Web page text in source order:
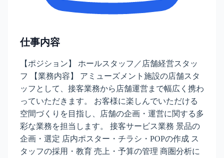
仕事内容
【ポジション】 ホールスタッフ／店舗経営スタッ
フ 【業務内容】 アミューズメント施設の店舗スタ
ッフとして、接客業務から店舗運営まで幅広く携わ
っていただきます。 お客様に楽しんでいただける
空間づくりを目指し、店舗の企画・運営に関する多
彩な業務を担当します。 接客サービス業務 景品の
企画・選定 店内ポスター・チラシ・POPの作成 ス
タッフの採用・教育 売上・予算の管理 商圏分析に